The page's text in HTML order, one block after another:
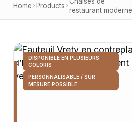
Home Products
restaurant moderne
DISPONIBLE EN PLUSIEURS
COLORIS
PERSONNALISABLE / SUR
MESURE POSSIBLE